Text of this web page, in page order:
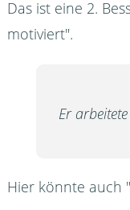
Das ist eine 2.
motiviert".
Er
Hier könnte auch